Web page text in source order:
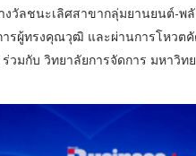
งวัลชนะเลิศสาขากลุ่มยานยนต์-พ
รผู้ทรงคุณวุฒิ และผ่านการโหวต
วมกับ วิทยาลัยการจัดการ มหาวิท